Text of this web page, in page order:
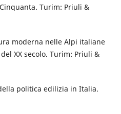
Turim: Priuli &
moderna nelle Alpi italiane
XX secolo. Turim: Priuli &
politica edilizia in Italia.